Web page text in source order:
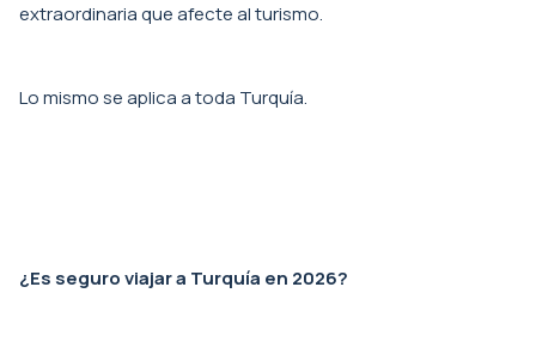
extraordinaria que afecte al turismo.
Lo mismo se aplica a toda Turquía.
¿Es seguro viajar a Turquía en 2026?